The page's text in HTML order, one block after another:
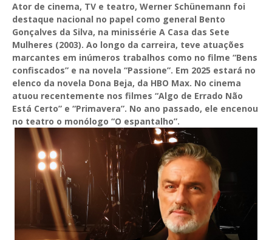
Ator de cinema, TV e teatro, Werner Schünemann foi
destaque nacional no papel como general Bento
Gonçalves da Silva, na minissérie A Casa das Sete
Mulheres (2003). Ao longo da carreira, teve atuações
marcantes em inúmeros trabalhos como no filme “Bens
confiscados” e na novela “Passione”. Em 2025 estará no
elenco da novela Dona Beja, da HBO Max. No cinema
atuou recentemente nos filmes “Algo de Errado Não
Está Certo” e “Primavera”. No ano passado, ele encenou
no teatro o monólogo “O espantalho”.